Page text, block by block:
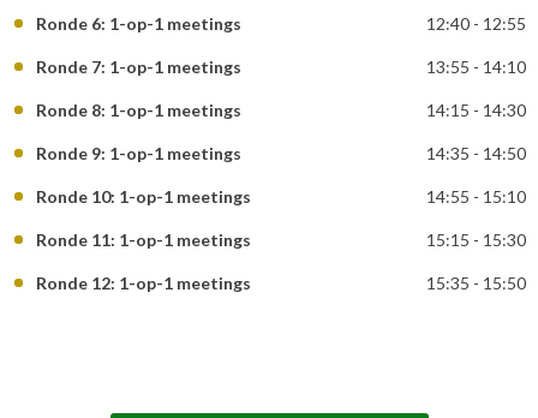
Ronde 6: 1-op-1 meetings 12:40 - 12:55
Ronde 7: 1-op-1 meetings 13:55 - 14:10
Ronde 8: 1-op-1 meetings 14:15 - 14:30
Ronde 9: 1-op-1 meetings 14:35 - 14:50
Ronde 10: 1-op-1 meetings 14:55 - 15:10
Ronde 11: 1-op-1 meetings 15:15 - 15:30
Ronde 12: 1-op-1 meetings 15:35 - 15:50